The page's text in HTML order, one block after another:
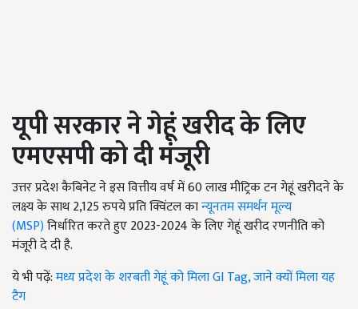
यूपी सरकार ने गेहूं खरीद के लिए
एमएसपी को दी मंजूरी
उत्तर प्रदेश कैबिनेट ने इस वित्तीय वर्ष में 60 लाख मीट्रिक टन गेहूं खरीदने के
लक्ष्य के साथ 2,125 रुपये प्रति क्विंटल कान्यूनतम समर्थन मूल्य
(MSP)निर्धारित करते हुए 2023-2024 के लिए गेहूं खरीद रणनीति को
मंजूरी दे दी है.
ये भी पढ़ें:मध्य प्रदेश के शरबती गेहूं को मिला GI Tag, जाने क्यों मिला यह
टैग